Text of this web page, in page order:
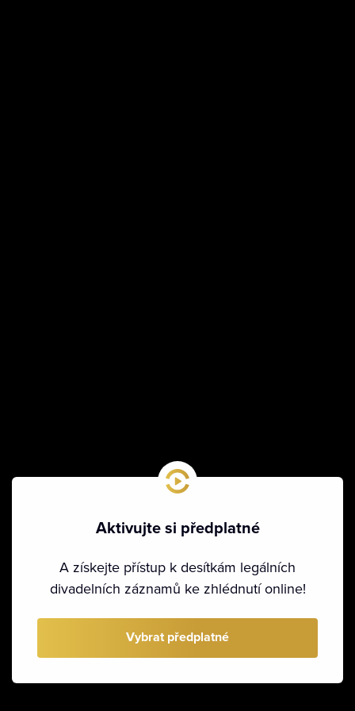
Aktivujte si předplatné
A získejte přístup k desítkám legálních
divadelních záznamů ke zhlédnutí online!
Vybrat předplatné